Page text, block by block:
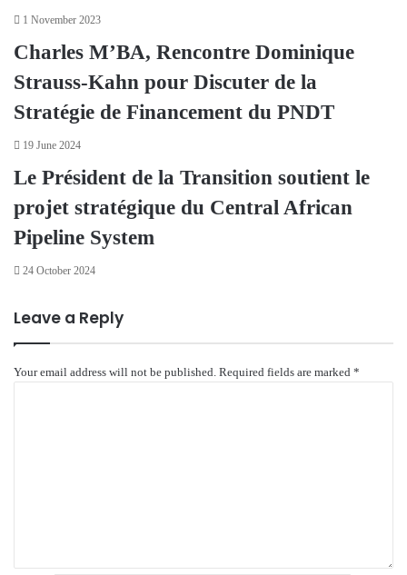
1 November 2023
Charles M’BA, Rencontre Dominique
Strauss-Kahn pour Discuter de la
Stratégie de Financement du PNDT
19 June 2024
Le Président de la Transition soutient le
projet stratégique du Central African
Pipeline System
24 October 2024
Leave a Reply
Your email address will not be published. Required fields are marked *